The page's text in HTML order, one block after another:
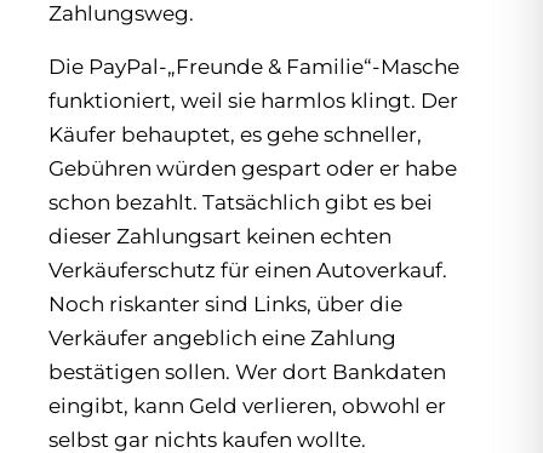
Zahlungsweg.
Die PayPal-„Freunde & Familie“-Masche
funktioniert, weil sie harmlos klingt. Der
Käufer behauptet, es gehe schneller,
Gebühren würden gespart oder er habe
schon bezahlt. Tatsächlich gibt es bei
dieser Zahlungsart keinen echten
Verkäuferschutz für einen Autoverkauf.
Noch riskanter sind Links, über die
Verkäufer angeblich eine Zahlung
bestätigen sollen. Wer dort Bankdaten
eingibt, kann Geld verlieren, obwohl er
selbst gar nichts kaufen wollte.